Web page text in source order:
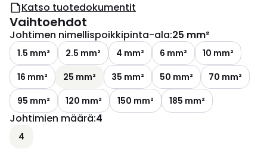
Katso tuotedokumentit
Vaihtoehdot
Johtimen nimellispoikkipinta-ala:25 mm²
1.5 mm² 2.5 mm² 4 mm² 6 mm²
10 mm²
16 mm²
25 mm² 35 mm² 50 mm²
70 mm²
95 mm²
120 mm² 150 mm² 185 mm²
Johtimien määrä:4
4